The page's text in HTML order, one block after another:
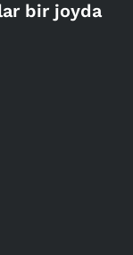
bir joyda